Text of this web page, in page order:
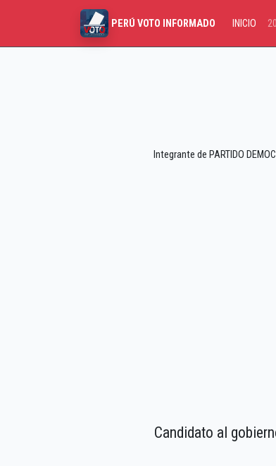
PERÚ VOTO INFORMADO INICIO
Integrante de PARTIDO
Candidato al